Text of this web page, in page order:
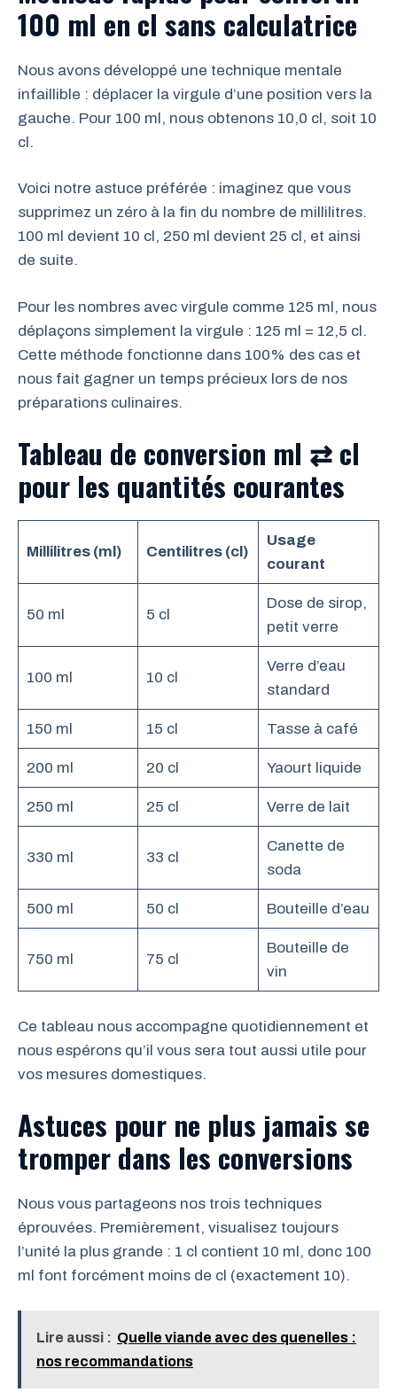
100 ml en cl sans calculatrice
Nous avons développé une technique mentale
infaillible : déplacer la virgule d’une position vers la
gauche. Pour 100 ml, nous obtenons 10,0 cl, soit 10
cl.
Voici notre astuce préférée : imaginez que vous
supprimez un zéro à la fin du nombre de millilitres.
100 ml devient 10 cl, 250 ml devient 25 cl, et ainsi
de suite.
Pour les nombres avec virgule comme 125 ml, nous
déplaçons simplement la virgule : 125 ml = 12,5 cl.
Cette méthode fonctionne dans 100% des cas et
nous fait gagner un temps précieux lors de nos
préparations culinaires.
Tableau de conversion ml ⇄ cl
pour les quantités courantes
Millilitres (ml) Centilitres (cl)
Usage
courant
50 ml 5 cl
Dose de sirop,
petit verre
100 ml 10 cl
Verre d’eau
standard
150 ml 15 cl Tasse à café
200 ml 20 cl Yaourt liquide
250 ml 25 cl Verre de lait
330 ml 33 cl
Canette de
soda
500 ml 50 cl Bouteille d’eau
750 ml 75 cl
Bouteille de
vin
Ce tableau nous accompagne quotidiennement et
nous espérons qu’il vous sera tout aussi utile pour
vos mesures domestiques.
Astuces pour ne plus jamais se
tromper dans les conversions
Nous vous partageons nos trois techniques
éprouvées. Premièrement, visualisez toujours
l’unité la plus grande : 1 cl contient 10 ml, donc 100
ml font forcément moins de cl (exactement 10).
Lire aussi : Quelle viande avec des quenelles :
nos recommandations